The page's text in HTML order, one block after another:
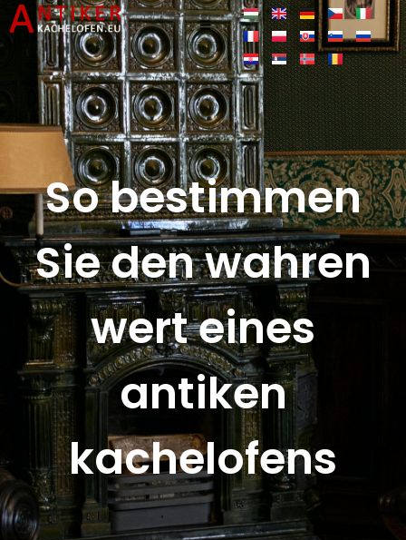
So bestimmen
Sie den wahren
wert eines
antiken
kachelofens